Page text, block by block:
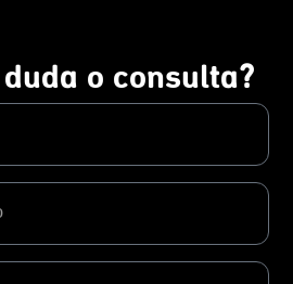
o consulta?